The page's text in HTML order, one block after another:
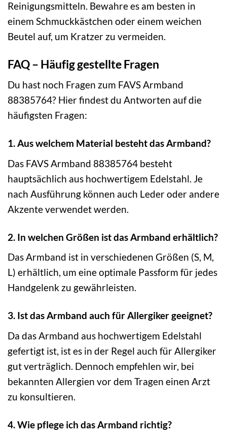
Reinigungsmitteln. Bewahre es am besten in
einem Schmuckkästchen oder einem weichen
Beutel auf, um Kratzer zu vermeiden.
FAQ – Häufig gestellte Fragen
Du hast noch Fragen zum FAVS Armband
88385764? Hier findest du Antworten auf die
häufigsten Fragen:
1. Aus welchem Material besteht das Armband?
Das FAVS Armband 88385764 besteht
hauptsächlich aus hochwertigem Edelstahl. Je
nach Ausführung können auch Leder oder andere
Akzente verwendet werden.
2. In welchen Größen ist das Armband erhältlich?
Das Armband ist in verschiedenen Größen (S, M,
L) erhältlich, um eine optimale Passform für jedes
Handgelenk zu gewährleisten.
3. Ist das Armband auch für Allergiker geeignet?
Da das Armband aus hochwertigem Edelstahl
gefertigt ist, ist es in der Regel auch für Allergiker
gut verträglich. Dennoch empfehlen wir, bei
bekannten Allergien vor dem Tragen einen Arzt
zu konsultieren.
4. Wie pflege ich das Armband richtig?